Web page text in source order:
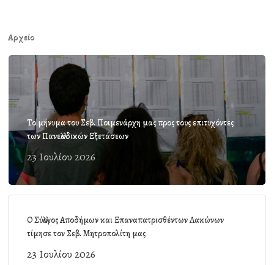
Αρχείο
Το μήνυμα του Σεβ. Ποιμενάρχη μας προς τους επιτυχόντες
των Πανελλαδικών Εξετάσεων
23 Ιουλίου 2026
Ο Σύλλογος Αποδήμων και Επαναπατρισθέντων Λακώνων
τίμησε τον Σεβ. Μητροπολίτη μας
23 Ιουλίου 2026